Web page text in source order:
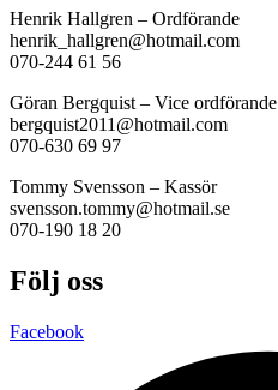
Henrik Hallgren – Ordförande
henrik_hallgren@hotmail.com
070-244 61 56
Göran Bergquist – Vice ordförande
bergquist2011@hotmail.com
070-630 69 97
Tommy Svensson – Kassör
svensson.tommy@hotmail.se
070-190 18 20
Följ oss
Facebook